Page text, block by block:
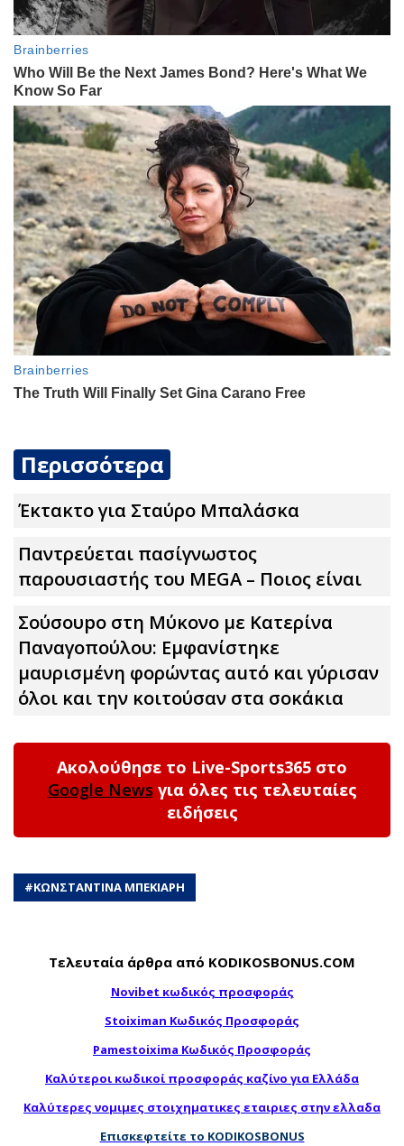
Περισσότερα
Έκτακτο για Σταύρο Μπαλάσκα
Παντρεύεται πασίγνωστος
παρουσιαστής του MEGA – Ποιος είναι
Σούσουpο στη Μύκονο με Κατερίνα
Παναγοπούλου: Εμφανίστηκε
μαυρισμένη φορώντας αuτό και γύρισαν
όλοι και την κοιτούσαν στα σοκάκια
Ακολούθησε το Live-Sports365 στο
Google News για όλες τις τελευταίες
ειδήσεις
#ΚΩΝΣΤΑΝΤΙΝΑ ΜΠΕΚΙΑΡΗ
Τελευταία άρθρα από KODIKOSBONUS.COM
Novibet κωδικός προσφοράς
Stoiximan Κωδικός Προσφοράς
Pamestoixima Κωδικός Προσφοράς
Καλύτεροι κωδικοί προσφοράς καζίνο για Ελλάδα
Καλύτερες νομιμες στοιχηματικες εταιριες στην ελλαδα
Επισκεφτείτε το KODIKOSBONUS